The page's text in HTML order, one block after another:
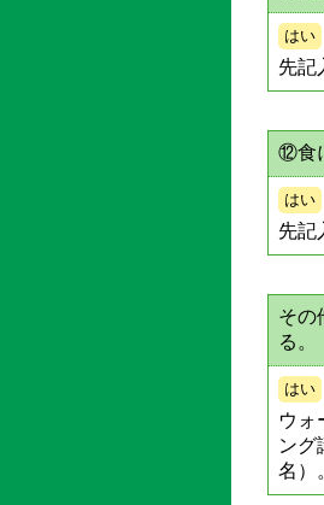
はい
先記
⑫食
はい
先記
その
る。
はい
ウォ
ング
名）